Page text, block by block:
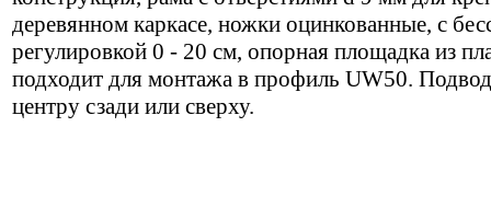
деревянном каркасе, ножки оцинкованные, с
регулировкой 0 - 20 см, опорная площадка из
подходит для монтажа в профиль UW50.
центру сзади или сверху.